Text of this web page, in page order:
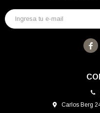
Carlos Berg
